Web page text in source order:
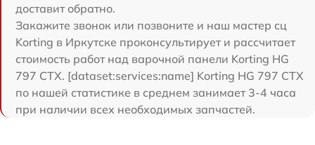
доставит обратно.
Закажите звонок или позвоните и наш мастер сц
Korting в Иркутске проконсультирует и рассчитает
стоимость работ над варочной панели Korting HG
797 CTX. [dataset:services:name] Korting HG 797 CTX
по нашей статистике в среднем занимает 3-4 часа
при наличии всех необходимых запчастей.